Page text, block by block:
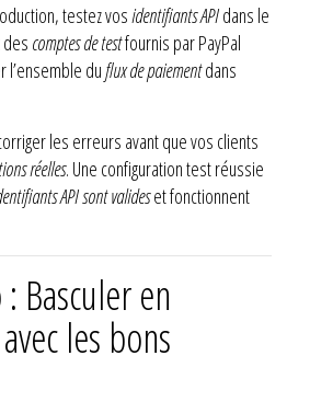
testez vosidentifiants APIdans le
des comptes de testfournis par PayPal
l’ensemble duflux de paiementdans
les erreurs avant que vos clients
réelles. Une configuration test réussie
API sont valideset fonctionnent
Basculer en
les bons